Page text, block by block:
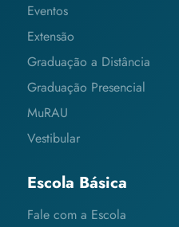
Eventos
Extensão
Graduação a Distância
Graduação Presencial
MuRAU
Vestibular
Escola Básica
Fale com a Escola